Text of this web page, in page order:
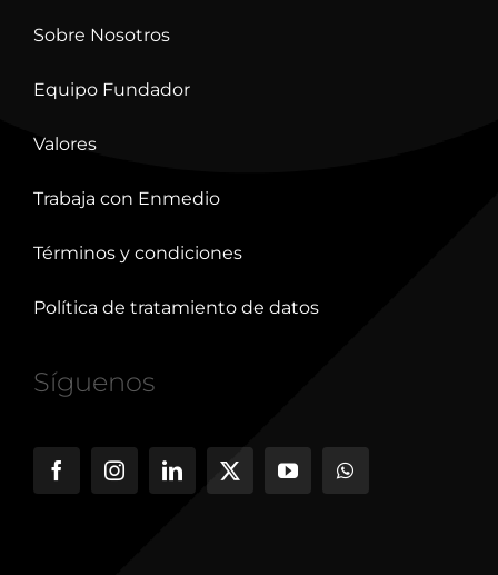
Sobre Nosotros
Equipo Fundador
Valores
Trabaja con Enmedio
Términos y condiciones
Política de tratamiento de datos
Síguenos